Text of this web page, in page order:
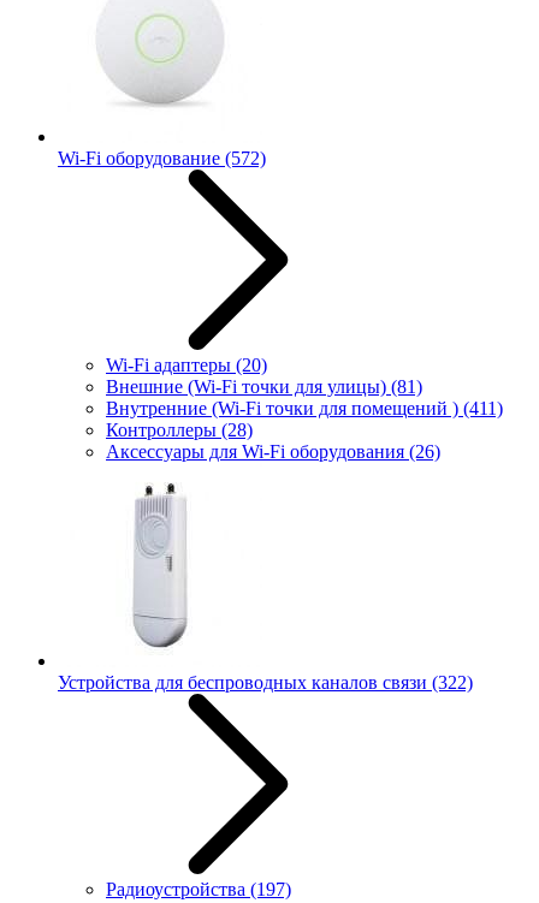
Wi-Fi оборудование (572)
Wi-Fi адаптеры (20)
Внешние (Wi-Fi точки для улицы) (81)
Внутренние (Wi-Fi точки для помещений ) (411)
Контроллеры (28)
Аксессуары для Wi-Fi оборудования (26)
Устройства для беспроводных каналов связи (322)
Радиоустройства (197)